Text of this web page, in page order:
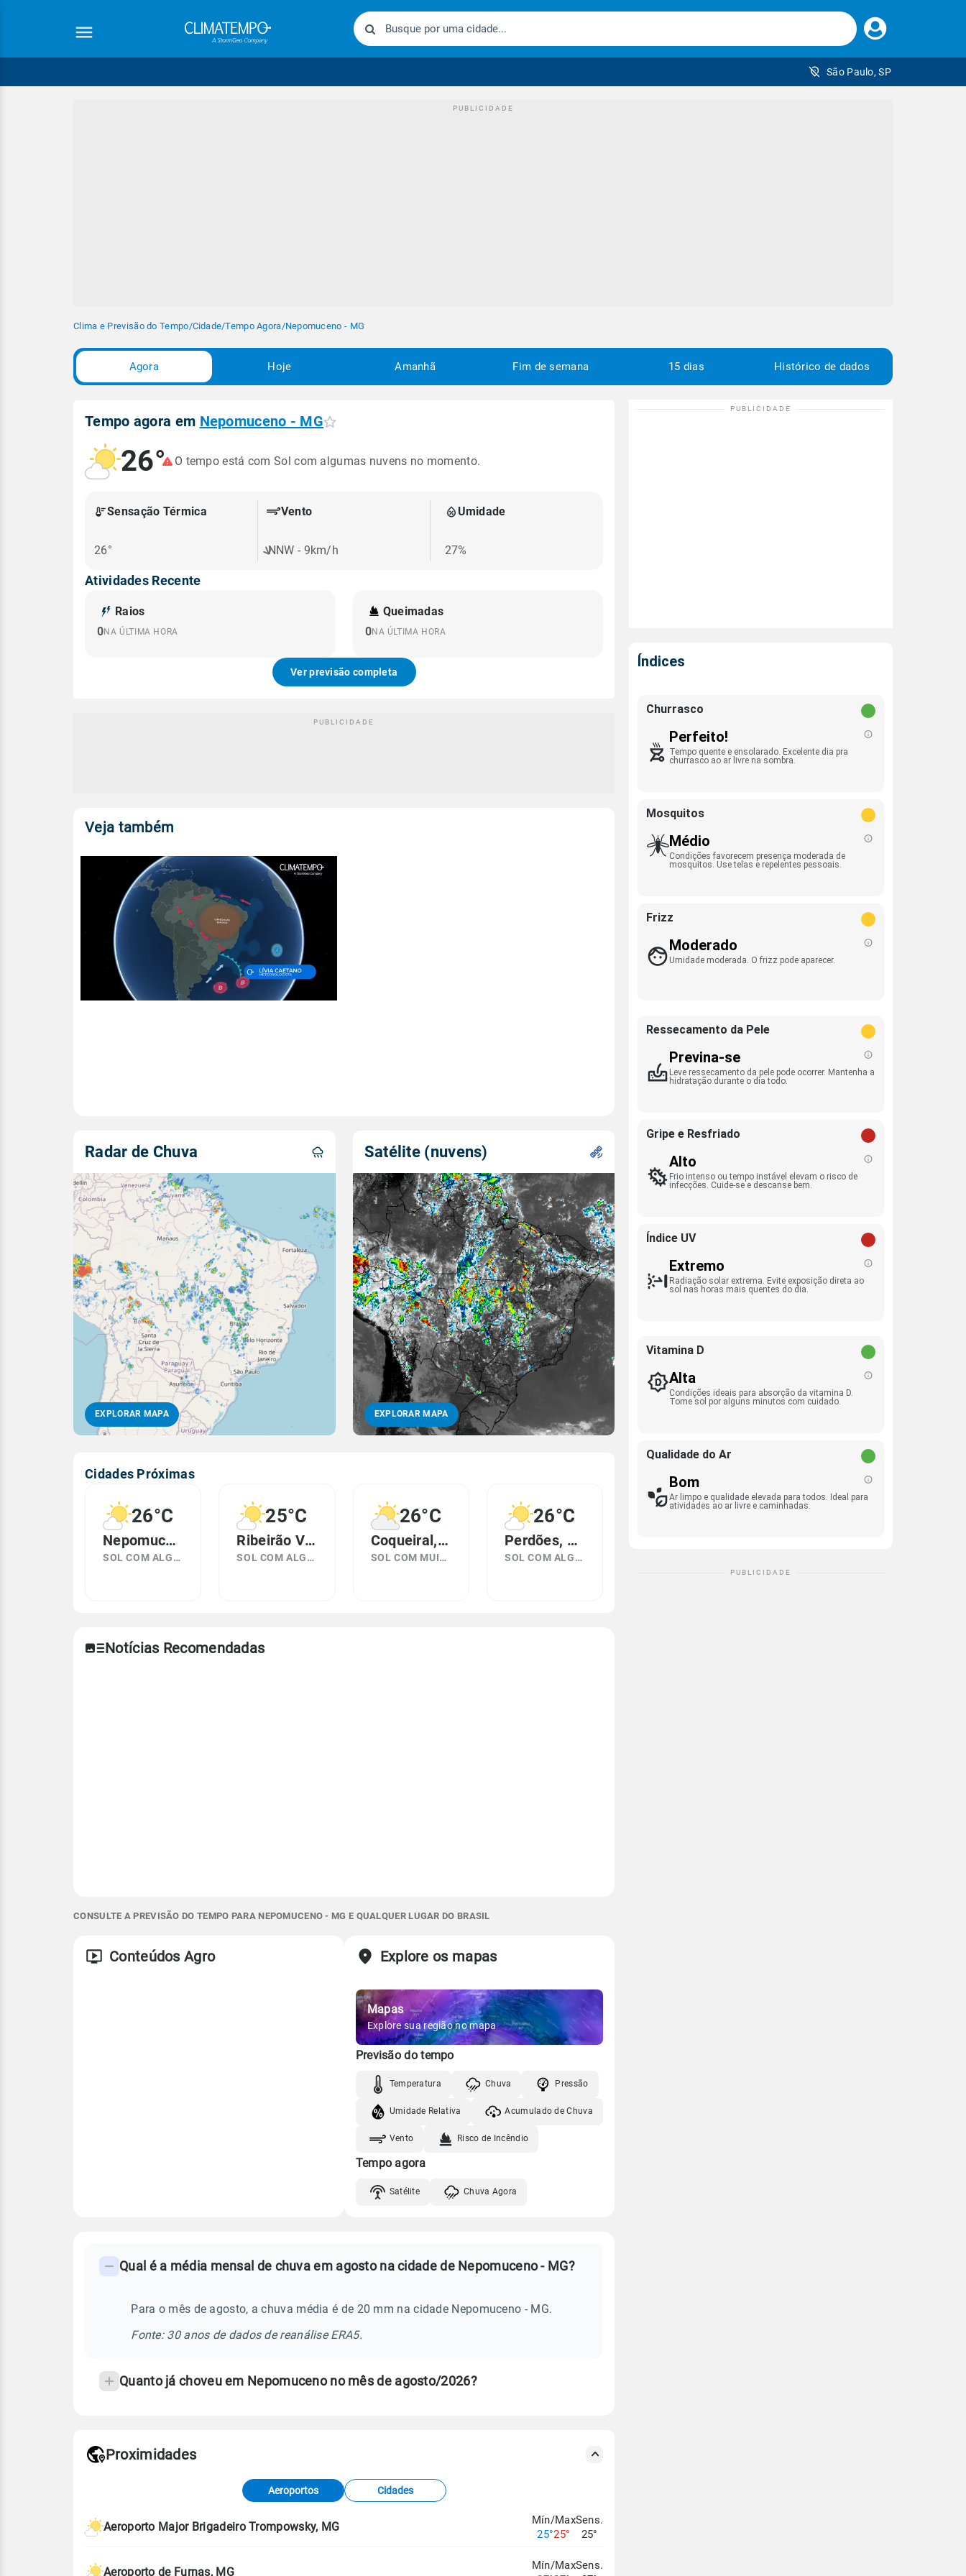
Faça
seu
São Paulo, SP
Clima e Previsão do Tempo/Cidade/Tempo Agora/Nepomuceno - MG
Agora Hoje Amanhã Fim de semana 15 dias Histórico de dados
Tempo agora em Nepomuceno - MG
26° O tempo está com Sol com algumas nuvens no momento.
Sensação Térmica
26°
Vento
NNW - 9km/h
Umidade
27%
Atividades Recente
Raios
0NA ÚLTIMA HORA
Queimadas
0NA ÚLTIMA HORA
Ver previsão completa
Veja também
Radar de Chuva
EXPLORAR MAPA
Satélite (nuvens)
EXPLORAR MAPA
Cidades Próximas
26°C
Nepomuceno, MG
SOL COM ALGUMAS NUVENS
25°C
Ribeirão Vermelho, MG
SOL COM ALGUMAS NUVENS
26°C
Coqueiral, MG
SOL COM MUITAS NUVENS
26°C
Perdões, MG
SOL COM ALGUMAS NUVENS
Notícias Recomendadas
CONSULTE A PREVISÃO DO TEMPO PARA NEPOMUCENO - MG E QUALQUER LUGAR DO BRASIL
Conteúdos Agro Explore os mapas
Mapas
Explore sua região no mapa
Previsão do tempo
Temperatura Chuva Pressão
Umidade Relativa Acumulado de Chuva
Vento Risco de Incêndio
Tempo agora
Satélite Chuva Agora
frequentes
temperatura
Qual é a média mensal de chuva em agosto na cidade de Nepomuceno - MG?
Para o mês de agosto, a chuva média é de 20 mm na cidade Nepomuceno - MG.
Fonte: 30 anos de dados de reanálise ERA5.
Quanto já choveu em Nepomuceno no mês de agosto/2026?
de Tempo e Estudos Climáticos (CPTEC).
Proximidades
Aeroportos Cidades
Aeroporto Major Brigadeiro Trompowsky, MG
Mín/Max
25°25°
Sens.
25°
Aeroporto de Furnas, MG
Mín/MaxSens.
Índices
Churrasco
Perfeito!
Tempo quente e ensolarado. Excelente dia pra
churrasco ao ar livre na sombra.
Mosquitos
Médio
Condições favorecem presença moderada de
mosquitos. Use telas e repelentes pessoais.
Frizz
Moderado
Umidade moderada. O frizz pode aparecer.
Ressecamento da Pele
Previna-se
Leve ressecamento da pele pode ocorrer. Mantenha a
hidratação durante o dia todo.
Gripe e Resfriado
Alto
Frio intenso ou tempo instável elevam o risco de
infecções. Cuide-se e descanse bem.
Índice UV
Extremo
Radiação solar extrema. Evite exposição direta ao
sol nas horas mais quentes do dia.
Vitamina D
Alta
Condições ideais para absorção da vitamina D.
Tome sol por alguns minutos com cuidado.
Qualidade do Ar
Bom
Ar limpo e qualidade elevada para todos. Ideal para
atividades ao ar livre e caminhadas.